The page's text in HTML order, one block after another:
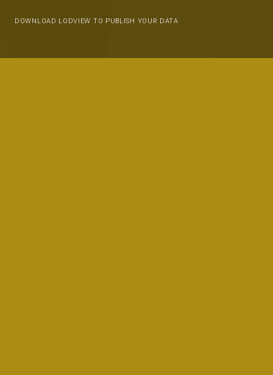
DOWNLOAD LODVIEW TO PUBLISH YOUR DATA